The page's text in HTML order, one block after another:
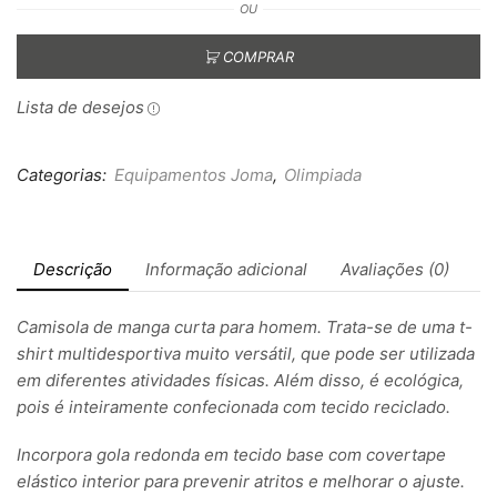
OU
COMPRAR
Lista de desejos
Categorias: Equipamentos Joma, Olimpiada
Descrição Informação adicional Avaliações (0)
Camisola de manga curta para homem. Trata-se de uma t-
shirt multidesportiva muito versátil, que pode ser utilizada
em diferentes atividades físicas. Além disso, é ecológica,
pois é inteiramente confecionada com tecido reciclado.
Incorpora gola redonda em tecido base com covertape
elástico interior para prevenir atritos e melhorar o ajuste.